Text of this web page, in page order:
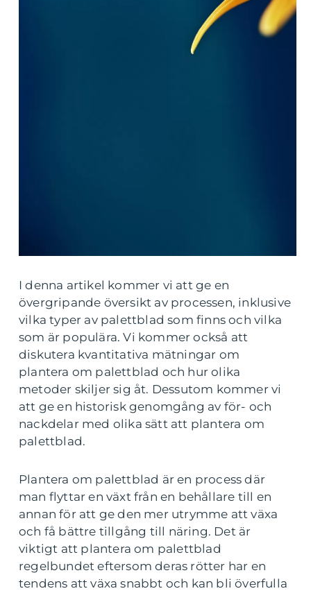
I denna artikel kommer vi att ge en
övergripande översikt av processen, inklusive
vilka typer av palettblad som finns och vilka
som är populära. Vi kommer också att
diskutera kvantitativa mätningar om
plantera om palettblad och hur olika
metoder skiljer sig åt. Dessutom kommer vi
att ge en historisk genomgång av för- och
nackdelar med olika sätt att plantera om
palettblad.
Plantera om palettblad är en process där
man flyttar en växt från en behållare till en
annan för att ge den mer utrymme att växa
och få bättre tillgång till näring. Det är
viktigt att plantera om palettblad
regelbundet eftersom deras rötter har en
tendens att växa snabbt och kan bli överfulla